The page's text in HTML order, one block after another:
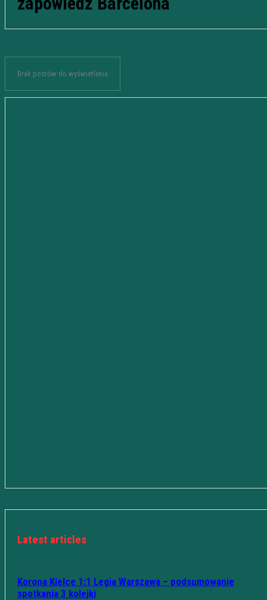
Brak postów do wyświetlenia
Latest articles
Korona Kielce 1:1 Legia Warszawa – podsumowanie
spotkania 3 kolejki